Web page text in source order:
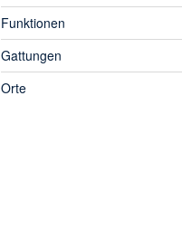
Funktionen
Gattungen
Orte